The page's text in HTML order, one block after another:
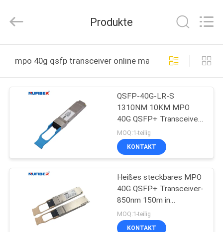
PRODUKTE
FABRIK-
QUALITÄTSKONTROLLE
Co.,Ltd.
Developed
Produkte
mpo 40g qsfp transceiver online manufacture
QSFP-40G-LR-S
1310NM 10KM MPO
40G QSFP+ Transceiver
kompatibles Cisco
Huawei
MOQ:1-teilig
KONTAKT
Heißes steckbares MPO
40G QSFP+ Transceiver-
850nm 150m in
mehreren Betriebsarten
MOQ:1-teilig
KONTAKT